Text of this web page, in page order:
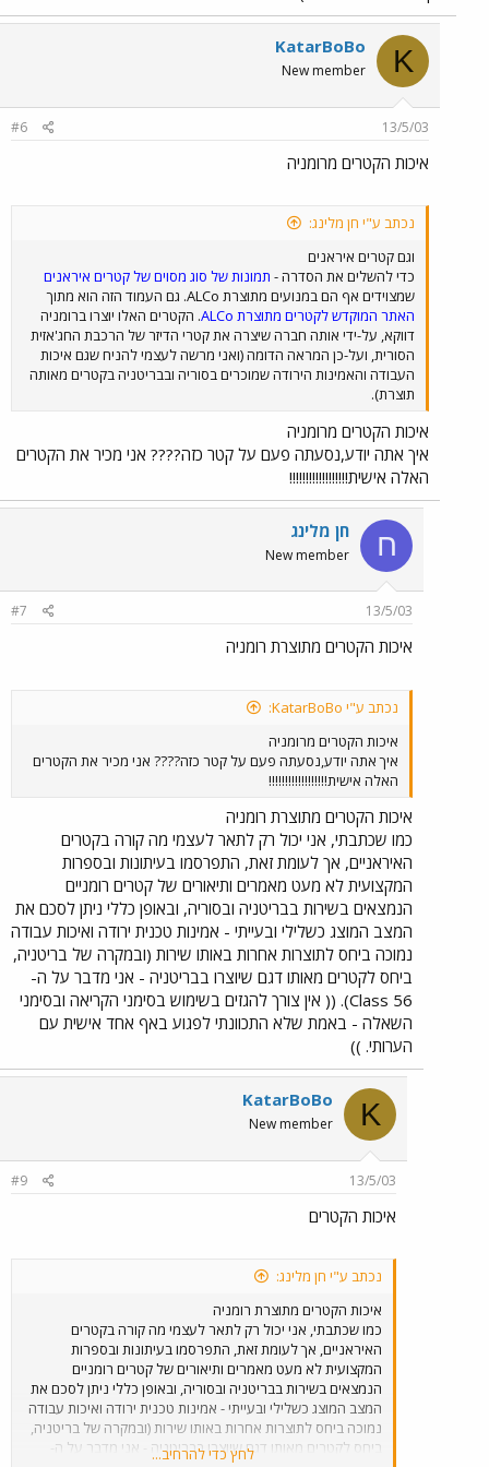
K
KatarBoBo
New member
13/5/03
#6
איכות הקטרים מרומניה
נכתב ע"י חן מלינג:
וגם קטרים איראנים
כדי להשלים את הסדרה - תמונות של סוג מסוים של קטרים איראנים
שמצוידים אף הם במנועים מתוצרת ALCo. גם העמוד הזה הוא מתוך
האתר המוקדש לקטרים מתוצרת ALCo
. הקטרים האלו יוצרו ברומניה
דווקא, על-ידי אותה חברה שיצרה את קטרי הדיזר של הרכבת החג'אזית
הסורית, ועל-כן המראה הדומה (ואני מרשה לעצמי להניח שגם איכות
העבודה והאמינות הירודה שמוכרים בסוריה ובבריטניה בקטרים מאותה
תוצרת).
איכות הקטרים מרומניה
איך אתה יודע,נסעתה פעם על קטר כזה???? אני מכיר את הקטרים
האלה אישית!!!!!!!!!!!!!!!!!!
ח חן מלינג
New member
13/5/03
#7
איכות הקטרים מתוצרת רומניה
נכתב ע"י KatarBoBo:
איכות הקטרים מרומניה
איך אתה יודע,נסעתה פעם על קטר כזה???? אני מכיר את הקטרים
האלה אישית!!!!!!!!!!!!!!!!!!
איכות הקטרים מתוצרת רומניה
כמו שכתבתי, אני יכול רק לתאר לעצמי מה קורה בקטרים
האיראניים, אך לעומת זאת, התפרסמו בעיתונות ובספרות
המקצועית לא מעט מאמרים ותיאורים של קטרים רומניים
הנמצאים בשירות בבריטניה ובסוריה, ובאופן כללי ניתן לסכם את
המצב המוצג כשלילי ובעייתי - אמינות טכנית ירודה ואיכות עבודה
נמוכה ביחס לתוצרות אחרות באותו שירות (ובמקרה של בריטניה,
ביחס לקטרים מאותו דגם שיוצרו בבריטניה - אני מדבר על ה-
Class 56). (( אין צורך להגזים בשימוש בסימני הקריאה ובסימני
השאלה - באמת שלא התכוונתי לפגוע באף אחד אישית עם
הערותי. ))
K
KatarBoBo
New member
13/5/03
#9
איכות הקטרים
נכתב ע"י חן מלינג:
איכות הקטרים מתוצרת רומניה
כמו שכתבתי, אני יכול רק לתאר לעצמי מה קורה בקטרים
האיראניים, אך לעומת זאת, התפרסמו בעיתונות ובספרות
המקצועית לא מעט מאמרים ותיאורים של קטרים רומניים
הנמצאים בשירות בבריטניה ובסוריה, ובאופן כללי ניתן לסכם את
המצב המוצג כשלילי ובעייתי - אמינות טכנית ירודה ואיכות עבודה
נמוכה ביחס לתוצרות אחרות באותו שירות (ובמקרה של בריטניה,
ביחס לקטרים מאותו דגם שיוצרו בבריטניה - אני מדבר על ה-
לחץ כדי להרחיב...